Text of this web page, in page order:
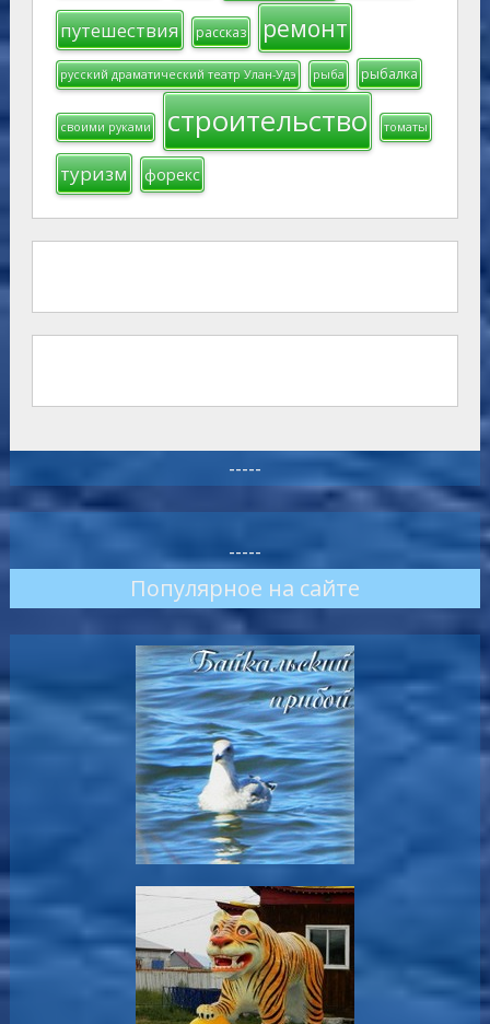
путешествия рассказ ремонт
русский драматический театр Улан-Удэ рыба рыбалка
своими руками строительство томаты
туризм форекс
-----
-----
Популярное на сайте